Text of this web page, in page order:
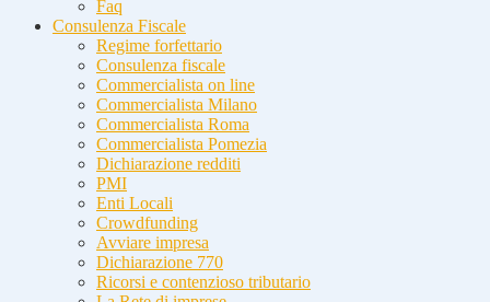
Faq
Consulenza Fiscale
Regime forfettario
Consulenza fiscale
Commercialista on line
Commercialista Milano
Commercialista Roma
Commercialista Pomezia
Dichiarazione redditi
PMI
Enti Locali
Crowdfunding
Avviare impresa
Dichiarazione 770
Ricorsi e contenzioso tributario